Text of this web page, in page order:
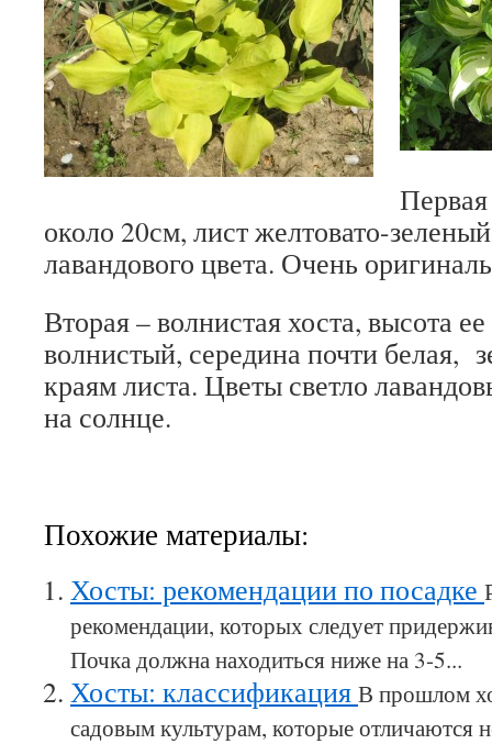
около 20см, лист желтовато-
лавандового цвета. Очень
Вторая – волнистая хоста, высота
волнистый, середина почти белая,
краям листа. Цветы светло
на солнце.
Похожие материалы:
Хосты: рекомендации по посадке
рекомендации, которых следует
Почка должна находиться ниже на 3-5...
Хосты: классификация В прошлом
садовым культурам, которые отличаются